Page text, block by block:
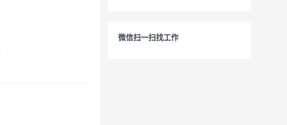
微信扫一扫找工作